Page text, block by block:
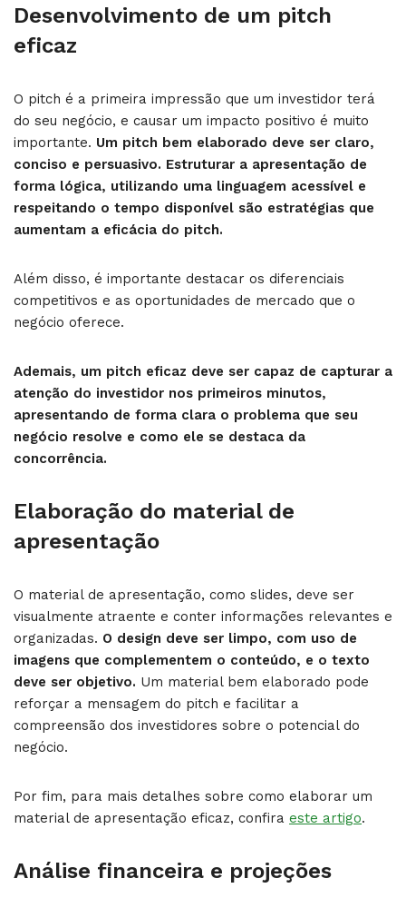
Desenvolvimento de um pitch
eficaz
O pitch é a primeira impressão que um investidor terá
do seu negócio, e causar um impacto positivo é muito
importante. Um pitch bem elaborado deve ser claro,
conciso e persuasivo. Estruturar a apresentação de
forma lógica, utilizando uma linguagem acessível e
respeitando o tempo disponível são estratégias que
aumentam a eficácia do pitch.
Além disso, é importante destacar os diferenciais
competitivos e as oportunidades de mercado que o
negócio oferece.
Ademais, um pitch eficaz deve ser capaz de capturar a
atenção do investidor nos primeiros minutos,
apresentando de forma clara o problema que seu
negócio resolve e como ele se destaca da
concorrência.
Elaboração do material de
apresentação
O material de apresentação, como slides, deve ser
visualmente atraente e conter informações relevantes e
organizadas. O design deve ser limpo, com uso de
imagens que complementem o conteúdo, e o texto
deve ser objetivo. Um material bem elaborado pode
reforçar a mensagem do pitch e facilitar a
compreensão dos investidores sobre o potencial do
negócio.
Por fim, para mais detalhes sobre como elaborar um
material de apresentação eficaz, confira este artigo.
Análise financeira e projeções